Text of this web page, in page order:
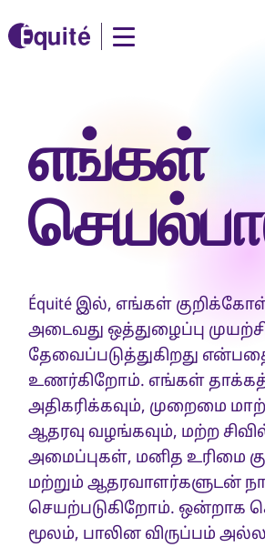
எங்கள்
Équité இல், எங்கள்
அடைவது ஒத்துழைப்பு
தேவைப்படுத்துகிறது
உணர்கிறோம். எங்கள்
அதிகரிக்கவும், முறைமை
ஆதரவு வழங்கவும், மற்ற
அமைப்புகள், மனித உரிமை
மற்றும் ஆதரவாளர்களுடன்
செயற்படுகிறோம். ஒன்றாக
மூலம், பாலின விருப்பம்